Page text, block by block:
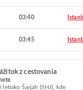
03:40
03:45
z cestovania
Šarjah (SHJ), kde